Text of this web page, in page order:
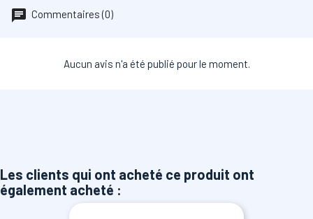
Commentaires (0)
Aucun avis n'a été publié pour le moment.
Les clients qui ont acheté ce produit ont
également acheté :